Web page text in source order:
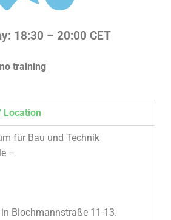
18:30 – 20:00 CET
training
Location
für Bau und Technik
–
Blochmannstraße 11-13.